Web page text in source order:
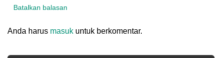
Batalkan balasan
Anda harus masuk untuk berkomentar.